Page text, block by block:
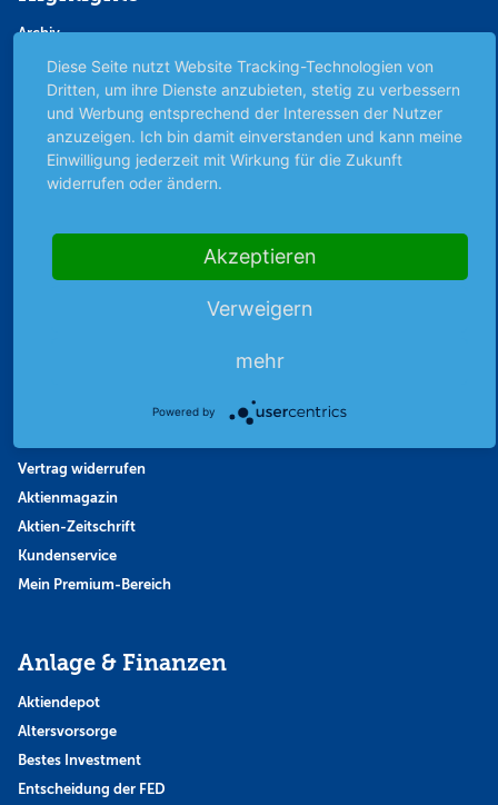
Archiv
Börsenbericht
Börsengerüchte
Börsengespräche
Favoriten
Strategie
Vertrag widerrufen
Aktienmagazin
Aktien-Zeitschrift
Kundenservice
Mein Premium-Bereich
Anlage & Finanzen
Aktiendepot
Altersvorsorge
Bestes Investment
Entscheidung der FED
Diese Seite nutzt Website Tracking-Technologien von
Dritten, um ihre Dienste anzubieten, stetig zu verbessern
und Werbung entsprechend der Interessen der Nutzer
anzuzeigen. Ich bin damit einverstanden und kann meine
Einwilligung jederzeit mit Wirkung für die Zukunft
widerrufen oder ändern.
Akzeptieren
Verweigern
mehr
Powered by